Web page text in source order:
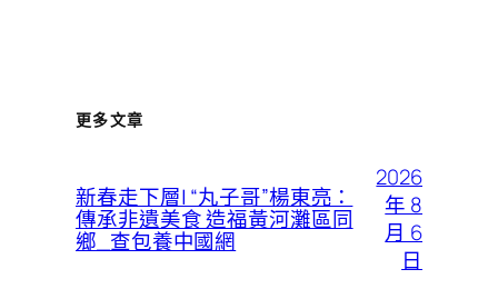
更多文章
新春走下層| “丸子哥”楊東亮：
傳承非遺美食 造福黃河灘區同
鄉_查包養中國網
2026
年 8
月 6
日